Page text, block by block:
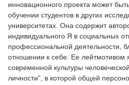
инновационного проекта может
обучении студентов в других
университетах. Она содержит
индивидуального Я в социальных
профессиональной деятельности,
отношении к себе. Ее лейтмотивом
современной культуры
личности", в которой общей